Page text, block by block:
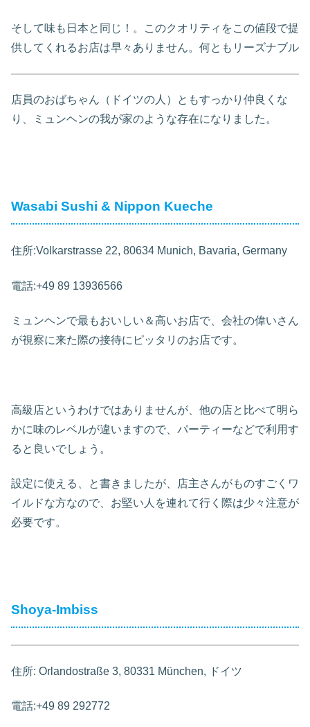
そして味も日本と同じ！。このクオリティをこの値段で提
供してくれるお店は早々ありません。何ともリーズナブル
店員のおばちゃん（ドイツの人）ともすっかり仲良くな
り、ミュンヘンの我が家のような存在になりました。
Wasabi Sushi & Nippon Kueche
住所:Volkarstrasse 22, 80634 Munich, Bavaria, Germany
電話:+49 89 13936566
ミュンヘンで最もおいしい＆高いお店で、会社の偉いさん
が視察に来た際の接待にピッタリのお店です。
高級店というわけではありませんが、他の店と比べて明ら
かに味のレベルが違いますので、パーティーなどで利用す
ると良いでしょう。
設定に使える、と書きましたが、店主さんがものすごくワ
イルドな方なので、お堅い人を連れて行く際は少々注意が
必要です。
Shoya-Imbiss
住所: Orlandostraße 3, 80331 München, ドイツ
電話:+49 89 292772